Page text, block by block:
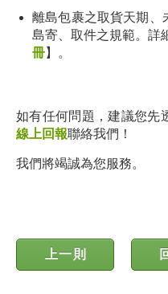
離島包裹之取貨天期、
島寄、取件之規範。詳
冊】。
如有任何問題，建議您先
線上回報聯絡我們！
我們將竭誠為您服務。
上一則